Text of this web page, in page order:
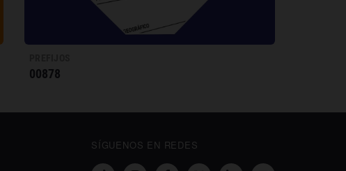
00878
SÍGUENOS EN REDES